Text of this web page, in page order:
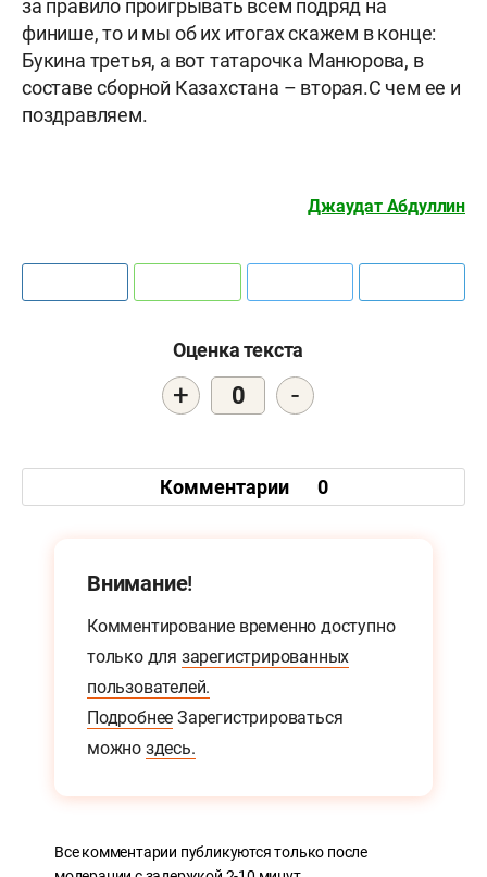
за правило проигрывать всем подряд на
финише, то и мы об их итогах скажем в конце:
Букина третья, а вот татарочка Манюрова, в
составе сборной Казахстана – вторая.С чем ее и
поздравляем.
Джаудат Абдуллин
Оценка текста
+ 0 -
Комментарии 0
Внимание!
Комментирование временно доступно
только для зарегистрированных
пользователей.
Подробнее Зарегистрироваться
можно здесь.
Все комментарии публикуются только после